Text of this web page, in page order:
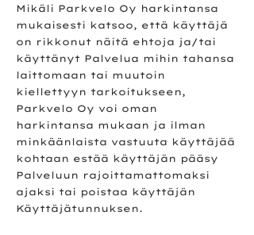
Mikäli Parkvelo Oy harkintansa
mukaisesti katsoo, että käyttäjä
on rikkonut näitä ehtoja ja/tai
käyttänyt Palvelua mihin tahansa
laittomaan tai muutoin
kiellettyyn tarkoitukseen,
Parkvelo Oy voi oman
harkintansa mukaan ja ilman
minkäänlaista vastuuta käyttäjää
kohtaan estää käyttäjän pääsy
Palveluun rajoittamattomaksi
ajaksi tai poistaa käyttäjän
Käyttäjätunnuksen.